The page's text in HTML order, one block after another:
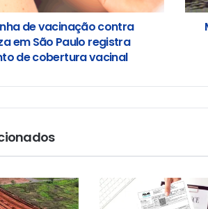
de vacinação contra
em São Paulo registra
de cobertura vacinal